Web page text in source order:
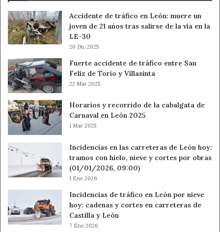
Accidente de tráfico en León: muere un
joven de 21 años tras salirse de la vía en la
LE-30
20 Dic 2025
Fuerte accidente de tráfico entre San
Feliz de Torío y Villasinta
22 Mar 2025
Horarios y recorrido de la cabalgata de
Carnaval en León 2025
1 Mar 2025
Incidencias en las carreteras de León hoy:
tramos con hielo, nieve y cortes por obras
(01/01/2026, 09:00)
1 Ene 2026
Incidencias de tráfico en León por nieve
hoy: cadenas y cortes en carreteras de
Castilla y León
7 Ene 2026